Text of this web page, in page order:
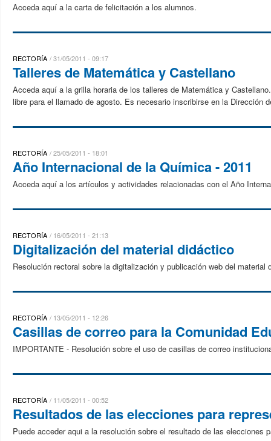
Acceda aquí a la carta de felicitación a los alumnos.
RECTORÍA 31/05/2011 - 09:17
Talleres de Matemática y Castellano
Acceda aquí a la grilla horaria de los talleres de Matemática y
libre para el llamado de agosto. Es necesario inscribirse en la Dirección
RECTORÍA 25/05/2011 - 18:01
Año Internacional de la Química - 2011
Acceda aquí a los artículos y actividades relacionadas con el Año
RECTORÍA 16/05/2011 - 21:13
Digitalización del material didáctico
Resolución rectoral sobre la digitalización y publicación web del material
RECTORÍA 13/05/2011 - 12:26
Casillas de correo para la Comunidad
IMPORTANTE - Resolución sobre el uso de casillas de correo
RECTORÍA 11/05/2011 - 00:52
Resultados de las elecciones para
Puede acceder aqui a la resolución sobre el resultado de las elecciones